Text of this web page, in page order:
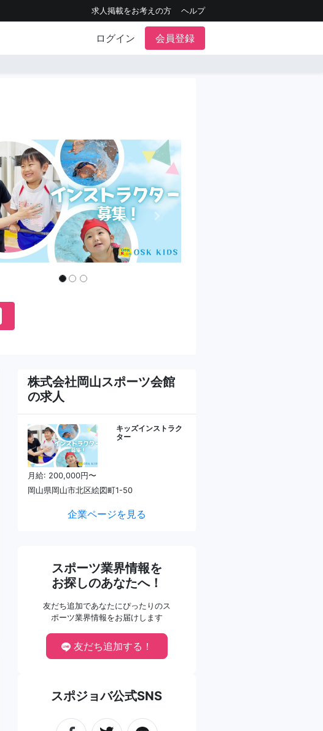
求人掲載をお考えの方 ヘルプ
ログイン 会員登録
株式会社岡山スポーツ会館
の求人
キッズインストラク
ター
月給: 200,000円〜
岡山県岡山市北区絵図町1-50
企業ページを見る
スポーツ業界情報を
お探しのあなたへ！
友だち追加であなたにぴったりのス
ポーツ業界情報をお届けします
友だち追加する！
スポジョバ公式SNS